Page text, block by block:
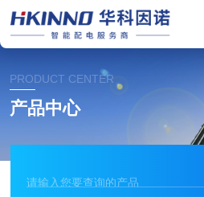
PRODUCT CENTER
产品中心